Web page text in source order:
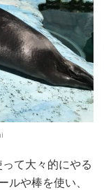
て大々的にやる
ルや棒を使い、